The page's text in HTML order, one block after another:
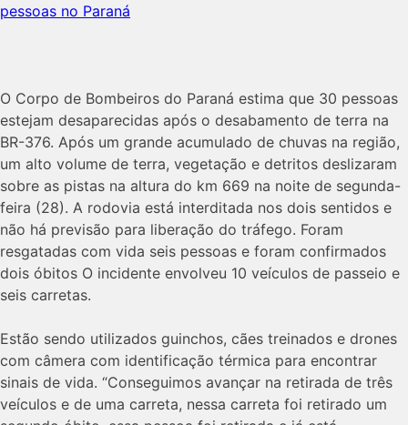
O Corpo de Bombeiros do Paraná estima que 30 pessoas
estejam desaparecidas após o desabamento de terra na
BR-376. Após um grande acumulado de chuvas na região,
um alto volume de terra, vegetação e detritos deslizaram
sobre as pistas na altura do km 669 na noite de segunda-
feira (28). A rodovia está interditada nos dois sentidos e
não há previsão para liberação do tráfego. Foram
resgatadas com vida seis pessoas e foram confirmados
dois óbitos O incidente envolveu 10 veículos de passeio e
seis carretas.
Estão sendo utilizados guinchos, cães treinados e drones
com câmera com identificação térmica para encontrar
sinais de vida. “Conseguimos avançar na retirada de três
veículos e de uma carreta, nessa carreta foi retirado um